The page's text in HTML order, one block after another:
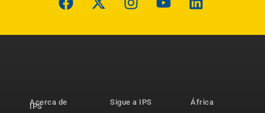
Acerca de
IPS
Sigue a IPS
África